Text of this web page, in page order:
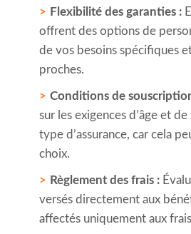
Flexibilité des garanties :
offrent des options de
de vos besoins spécifiques
proches.
Conditions de
sur les exigences d’âge et
type d’assurance, car cela
choix.
Règlement des frais :
versés directement aux
affectés uniquement aux